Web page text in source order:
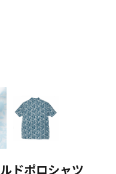
ドポロシャツ